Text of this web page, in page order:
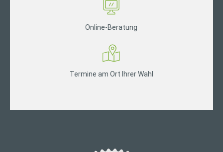
Online-Beratung
Termine am Ort Ihrer Wahl